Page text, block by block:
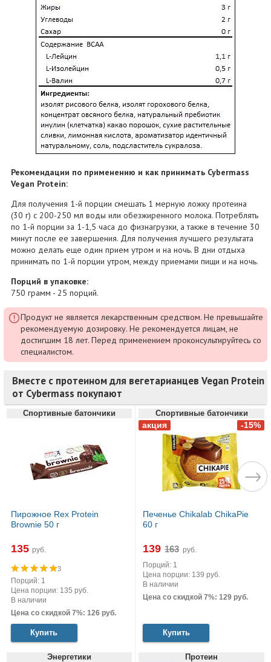
Рекомендации по применению и как принимать Cybermass
Vegan Protein:
Для получения 1-й порции смешать 1 мерную ложку протеина
(30 г) с 200-250 мл воды или обезжиренного молока. Потреблять
по 1-й порции за 1-1,5 часа до физнагрузки, а также в течение 30
минут после ее завершения. Для получения лучшего результата
можно делать еще один прием утром и на ночь. В дни отдыха
принимать по 1-й порции утром, между приемами пищи и на ночь.
Порций в упаковке:
750 грамм - 25 порций.
Продукт не является лекарственным средством. Не превышайте
рекомендуемую дозировку. Не рекомендуется лицам, не
достигшим 18 лет. Перед применением проконсультируйтесь со
специалистом.
Вместе с протеином для вегетарианцев Vegan Protein
от Cybermass покупают
Спортивные батончики
Пирожное Rex Protein
Brownie 50 г
135 руб.
3
Порций: 1
Цена порции: 135 руб.
В наличии
Цена со скидкой 7%: 126 руб.
Купить
Спортивные батончики
Печенье Chikalab ChikaPie
60 г
139
руб.
Порций: 1
Цена порции: 139 руб.
В наличии
Цена со скидкой 7%: 129 руб.
Купить
Энергетики Протеин